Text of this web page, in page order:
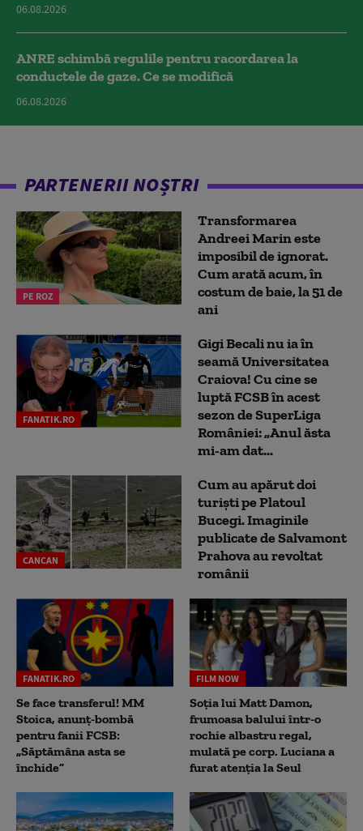
06.08.2026
ANRE schimbă regulile pentru racordarea la
conductele de gaze. Ce se modifică
06.08.2026
PARTENERII NOȘTRI
PE ROZ
Transformarea
Andreei Marin este
imposibil de ignorat.
Cum arată acum, în
costum de baie, la 51 de
ani
FANATIK.RO
Gigi Becali nu ia în
seamă Universitatea
Craiova! Cu cine se
luptă FCSB în acest
sezon de SuperLiga
României: „Anul ăsta
mi-am dat...
CANCAN
Cum au apărut doi
turiști pe Platoul
Bucegi. Imaginile
publicate de Salvamont
Prahova au revoltat
românii
FANATIK.RO
Se face transferul! MM
Stoica, anunț-bombă
pentru fanii FCSB:
„Săptămâna asta se
închide”
FILM NOW
Soția lui Matt Damon,
frumoasa balului într-o
rochie albastru regal,
mulată pe corp. Luciana a
furat atenția la Seul